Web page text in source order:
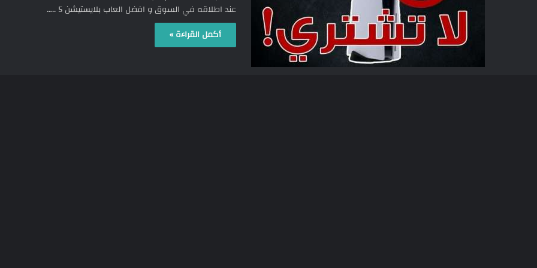
عند اطلاقه في السوق و افضل العاب بلايستيشن 5 ..…
أكمل القراءة »